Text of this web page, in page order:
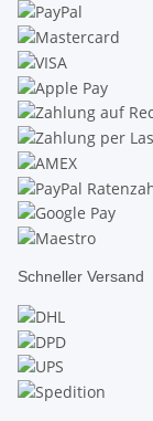
Schneller Versand